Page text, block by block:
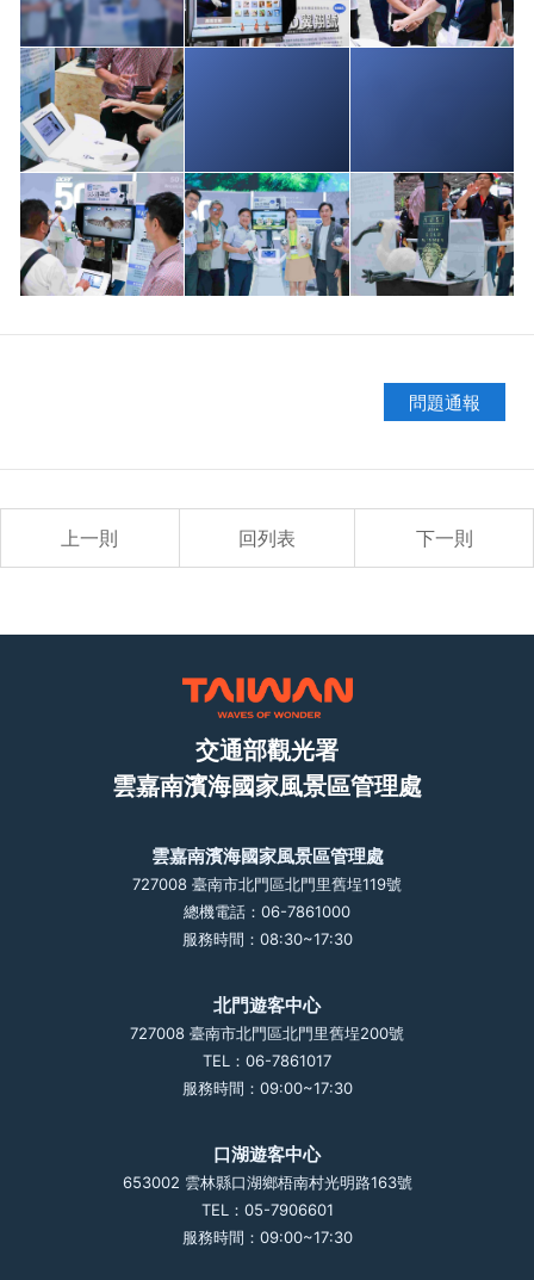
問題通報
上一則 回列表 下一則
交通部觀光署
雲嘉南濱海國家風景區管理處
雲嘉南濱海國家風景區管理處
727008 臺南市北門區北門里舊埕119號
總機電話：06-7861000
服務時間：08:30~17:30
北門遊客中心
727008 臺南市北門區北門里舊埕200號
TEL：06-7861017
服務時間：09:00~17:30
口湖遊客中心
653002 雲林縣口湖鄉梧南村光明路163號
TEL：05-7906601
服務時間：09:00~17:30